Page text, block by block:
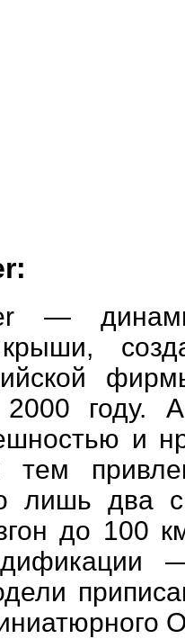
—
году.
и
тем
лишь два
до 100